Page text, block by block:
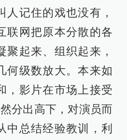
人记住的戏也没有，
联网把原本分散的各
聚起来、组织起来，
何级数放大。本来如
，影片在市场上接受
分出高下，对演员而
中总结经验教训，利